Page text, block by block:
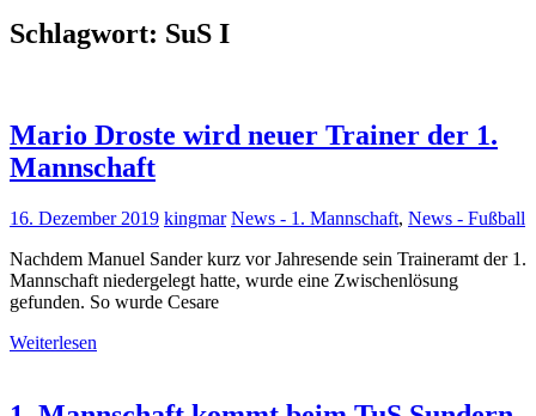
Schlagwort: SuS I
Mario Droste wird neuer Trainer der 1.
Mannschaft
16. Dezember 2019 kingmar News - 1. Mannschaft, News - Fußball
Nachdem Manuel Sander kurz vor Jahresende sein Traineramt der 1.
Mannschaft niedergelegt hatte, wurde eine Zwischenlösung
gefunden. So wurde Cesare
Weiterlesen